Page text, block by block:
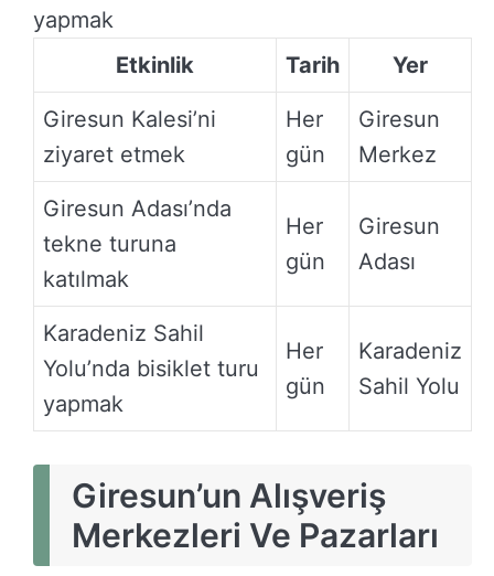
yapmak
Etkinlik
Tarih Yer
Giresun Kalesi’ni
ziyaret etmek
Her
gün
Giresun
Merkez
Giresun Adası’nda
tekne turuna
katılmak
Her
gün
Giresun
Adası
Karadeniz Sahil
Yolu’nda bisiklet turu
yapmak
Her
gün
Karadeniz
Sahil Yolu
Giresun’un Alışveriş
Merkezleri Ve Pazarları